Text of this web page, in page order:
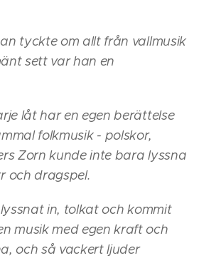
tyckte om allt från vallmusik
sett var han en
låt har en egen berättelse
folkmusik - polskor,
Zorn kunde inte bara lyssna
och dragspel.
in, tolkat och kommit
musik med egen kraft och
och så vackert ljuder